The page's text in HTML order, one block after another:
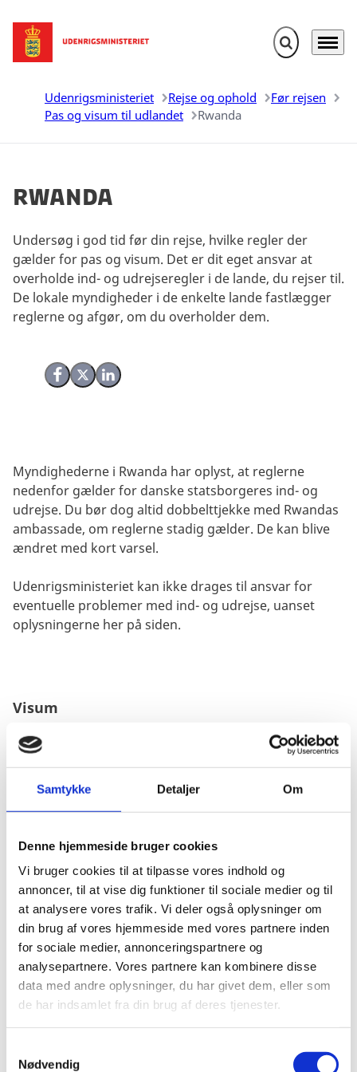
Samtykke Detaljer Om
Denne hjemmeside bruger cookies
Vi bruger cookies til at tilpasse vores indhold og
annoncer, til at vise dig funktioner til sociale medier og til
at analysere vores trafik. Vi deler også oplysninger om
din brug af vores hjemmeside med vores partnere inden
for sociale medier, annonceringspartnere og
analysepartnere. Vores partnere kan kombinere disse
data med andre oplysninger, du har givet dem, eller som
de har indsamlet fra din brug af deres tjenester.
Nødvendig
Gå til forsiden Fold søgefelt
Menu
Udenrigsministeriet Rejse og ophold
Før rejsen
Pas og visum til udlandet
Rwanda
Rwanda
Del på Facebook
Del på X (Twitter)
Del på LinkedIn
Undersøg i god tid før din rejse, hvilke regler der
gælder for pas og visum. Det er dit eget ansvar at
overholde ind- og udrejseregler i de lande, du rejser til.
De lokale myndigheder i de enkelte lande fastlægger
reglerne og afgør, om du overholder dem.
Myndighederne i Rwanda har oplyst, at reglerne
nedenfor gælder for danske statsborgeres ind- og
udrejse. Du bør dog altid dobbelttjekke med Rwandas
ambassade, om reglerne stadig gælder. De kan blive
ændret med kort varsel.
Udenrigsministeriet kan ikke drages til ansvar for
eventuelle problemer med ind- og udrejse, uanset
oplysningerne her på siden.
Visum
Visumpligt (ophold i maks. 30 dage). Visum kan fås
ved ankomst. Du kan søge om forlængelse af
opholdet, mens du er i landet.
Pas
Pas skal være gyldigt i 6 måneder ud over
indrejsedatoen.
Danske forlængede pas anerkendes ved ind- og
udrejse.
Danske nødpas (provisoriske pas) anerkendes kun
ved udrejse til Danmark eller i transit på vej til
Danmark.
EU-nødpas anerkendes kun ved udrejse til
Danmark eller i transit på vej til Danmark.
Tjek på forhånd om et eventuelt transitland på